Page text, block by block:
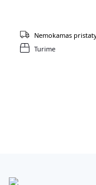
Turime
Nemokamas